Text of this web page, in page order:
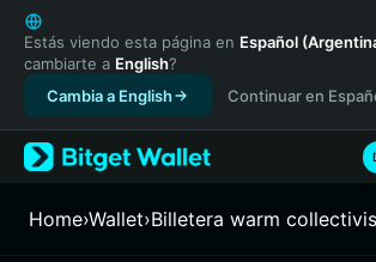
English
日本語
Tiếng Việt
Русский
Español (Latinoamérica)
Türkçe
Français
Estás viendo esta página en Español
cambiarte a English?
Cambia a English
Continuar en
Home›Wallet›Billetera warm